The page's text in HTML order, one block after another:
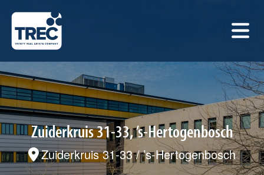
Zuiderkruis 31-33, ’s-Hertogenbosch
Zuiderkruis 31-33 / ’s-Hertogenbosch